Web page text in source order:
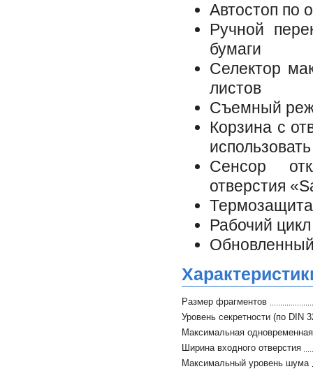
Автостоп по
Ручной
бумаги
Селектор
листов
Съемный
Корзина с
Сенсор
отверстия
Термозащита
Рабочий
Размер фрагментов
Уровень секретности (по DIN
Максимальная одновременная
Ширина входного отверстия
Максимальный уровень шума